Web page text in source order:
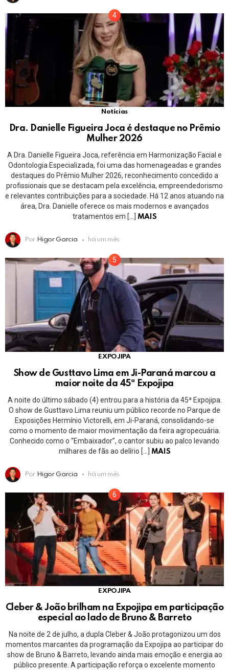
Notícias
Dra. Danielle Figueira Joca é destaque no Prêmio
Mulher 2026
A Dra. Danielle Figueira Joca, referência em Harmonização Facial e
Odontologia Especializada, foi uma das homenageadas e grandes
destaques do Prêmio Mulher 2026, reconhecimento concedido a
profissionais que se destacam pela excelência, empreendedorismo
e relevantes contribuições para a sociedade. Há 12 anos atuando na
área, Dra. Danielle oferece os mais modernos e avançados
tratamentos em […]
MAIS
Por Higor Garcia há um mês
EXPOJIPA
Show de Gusttavo Lima em Ji-Paraná marcou a
maior noite da 45ª Expojipa
A noite do último sábado (4) entrou para a história da 45ª Expojipa.
O show de Gusttavo Lima reuniu um público recorde no Parque de
Exposições Hermínio Victorelli, em Ji-Paraná, consolidando-se
como o momento de maior movimentação da feira agropecuária.
Conhecido como o “Embaixador”, o cantor subiu ao palco levando
milhares de fãs ao delírio […]
MAIS
Por Higor Garcia há um mês
EXPOJIPA
Cleber & João brilham na Expojipa em participação
especial ao lado de Bruno & Barreto
Na noite de 2 de julho, a dupla Cleber & João protagonizou um dos
momentos marcantes da programação da Expojipa ao participar do
show de Bruno & Barreto, levando ainda mais emoção e energia ao
público presente. A participação reforça o excelente momento